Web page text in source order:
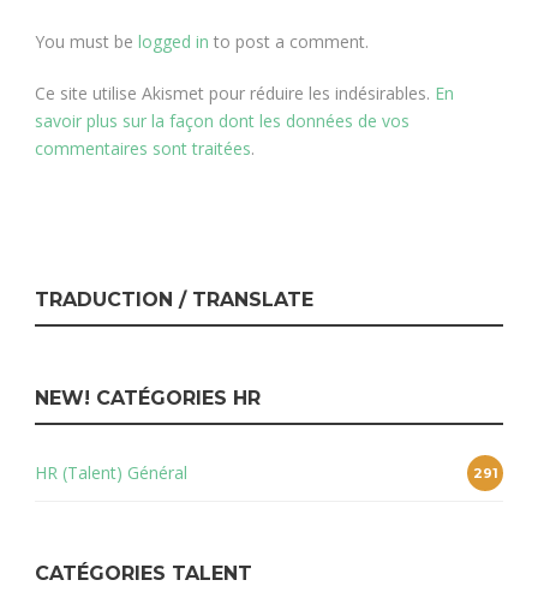
You must be logged in to post a comment.
Ce site utilise Akismet pour réduire les indésirables. En
savoir plus sur la façon dont les données de vos
commentaires sont traitées.
TRADUCTION / TRANSLATE
NEW! CATÉGORIES HR
HR (Talent) Général 291
CATÉGORIES TALENT